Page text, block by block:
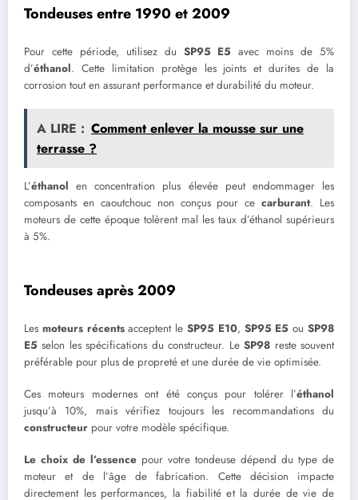
Tondeuses entre 1990 et 2009
Pour cette période, utilisez du SP95 E5 avec moins de 5%
d’éthanol. Cette limitation protège les joints et durites de la
corrosion tout en assurant performance et durabilité du moteur.
A LIRE : Comment enlever la mousse sur une
terrasse ?
L’éthanol en concentration plus élevée peut endommager les
composants en caoutchouc non conçus pour cecarburant. Les
moteurs de cette époque tolèrent mal les taux d’éthanol supérieurs
à 5%.
Tondeuses après 2009
Les moteurs récentsacceptent leSP95 E10, SP95 E5 ouSP98
E5 selon les spécifications du constructeur. LeSP98 reste souvent
préférable pour plus de propreté et une durée de vie optimisée.
Ces moteurs modernes ont été conçus pour tolérer l’éthanol
jusqu’à 10%, mais vérifiez toujours les recommandations du
constructeur pour votre modèle spécifique.
Le choix de l’essence pour votre tondeuse dépend du type de
moteur et de l’âge de fabrication. Cette décision impacte
directement les performances, la fiabilité et la durée de vie de